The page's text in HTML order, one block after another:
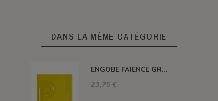
DANS LA MÊME CATÉGORIE
ENGOBE FAÏENCE GRÈS & PORCELAINE LIQUIDE SS PLB JAUNE 1KG EASP02LL
23,75 €